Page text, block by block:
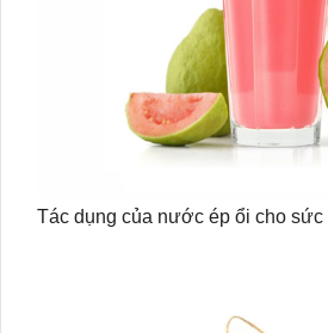
Tác dụng của nước ép ổi cho sức